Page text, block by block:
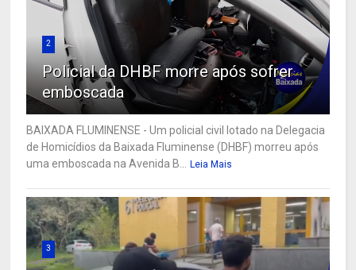
2
Policial da DHBF morre após sofrer
emboscada
BAIXADA FLUMINENSE - Um policial civil lotado na Delegacia
de Homicídios da Baixada Fluminense (DHBF) morreu após
uma emboscada na Avenida B...
Leia Mais
3